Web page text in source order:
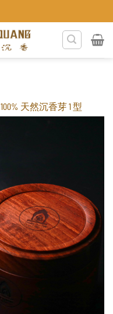
100% 天然沉香芽 1 型